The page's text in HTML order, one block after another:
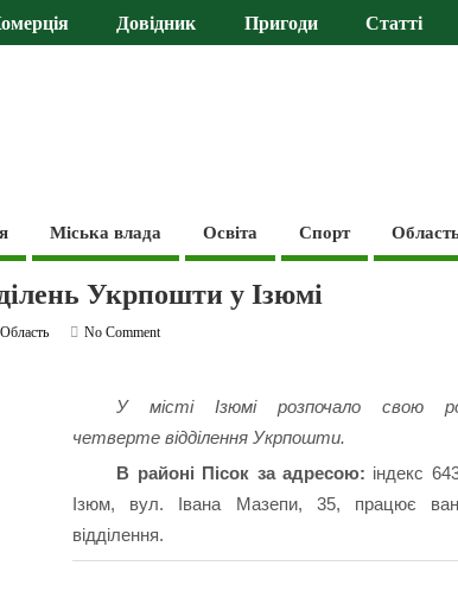
Довідник Пригоди Статті
Міська влада Освіта Спорт
Укрпошти у Ізюмі
Область
No Comment
У місті Ізюмі розпочало свою
четверте відділення Укрпошти.
В районі Пісок за адресою: індекс
Ізюм, вул. Івана Мазепи, 35, працює
відділення.